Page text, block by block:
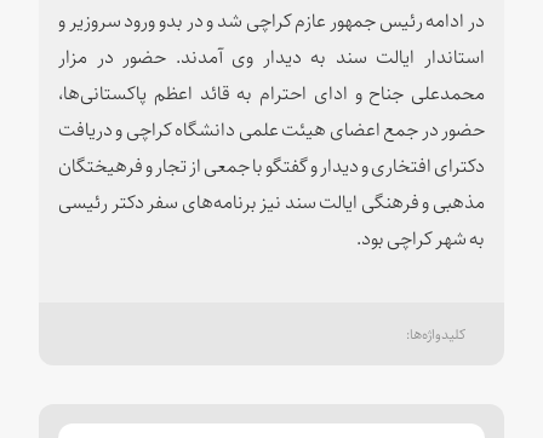
در ادامه رئیس جمهور عازم کراچی شد و در بدو ورود سروزیر و
استاندار ایالت سند به دیدار وی آمدند. حضور در مزار
محمدعلی جناح و ادای احترام به قائد اعظم پاکستانی‌ها،
حضور در جمع اعضای هیئت علمی دانشگاه کراچی و دریافت
دکترای افتخاری و دیدار و گفتگو با جمعی از تجار و فرهیختگان
مذهبی و فرهنگی ایالت سند نیز برنامه‌های سفر دکتر رئیسی
به شهر کراچی بود.